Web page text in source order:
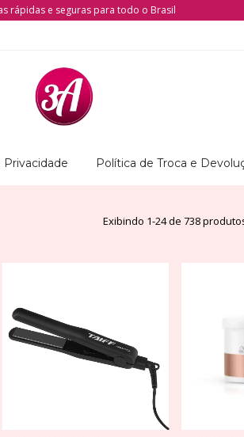
segurança e produtos originais garantidos
Privacidade Política de Troca e
Exibindo 1-24 de 738